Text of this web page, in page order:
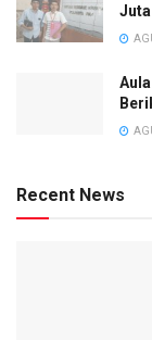
Recent News